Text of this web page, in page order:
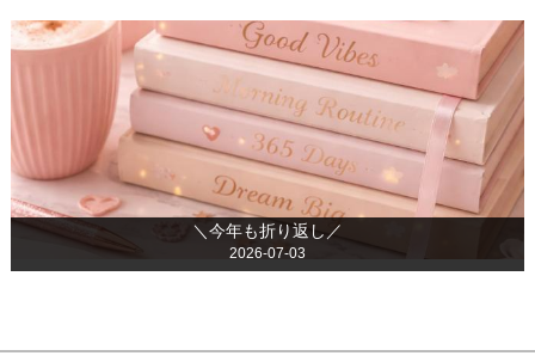
＼今年も折り返し／
2026-07-03